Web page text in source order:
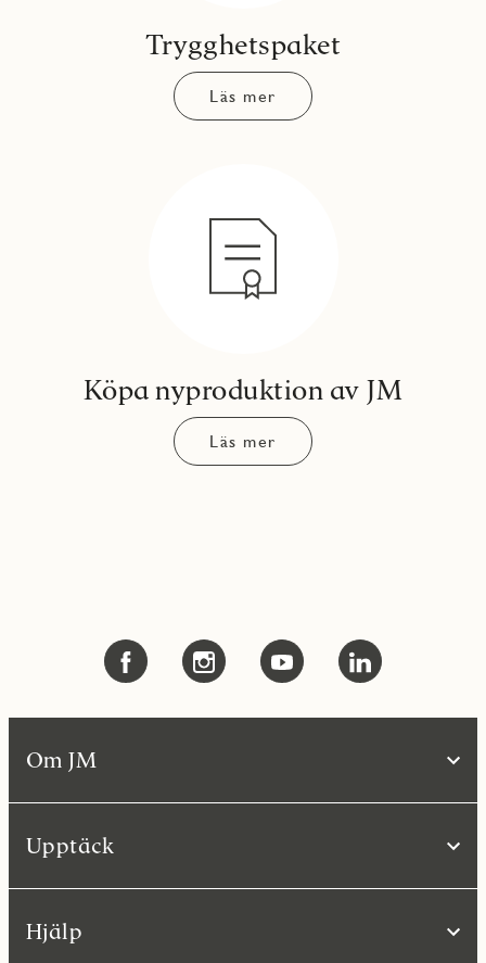
Trygghetspaket
Läs mer
Köpa nyproduktion av JM
Läs mer
Om JM
Upptäck
Hjälp